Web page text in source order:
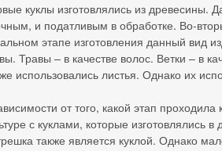
куклы изготовлялись из
и податливым в обработке. Во-
этапе изготовления данный вид
Травы – в качестве волос. Ветки – в
использовались листья. Однако их
от того, какой этап
с куклами, которые изготовлялись
также является куклой. Однако